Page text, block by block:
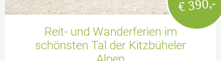
€ 390,-
Reit- und Wanderferien im
schönsten Tal der Kitzbüheler